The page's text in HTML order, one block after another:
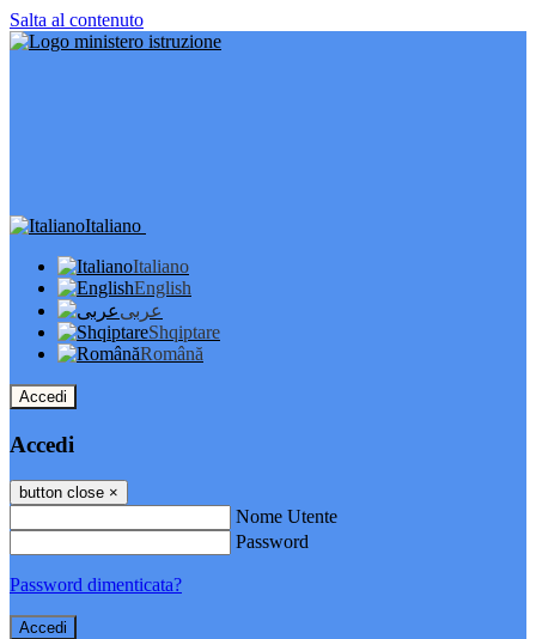
Salta al contenuto
Italiano
Italiano
English
عربى
Shqiptare
Română
Accedi
Accedi
button close ×
Nome Utente
Password
Password dimenticata?